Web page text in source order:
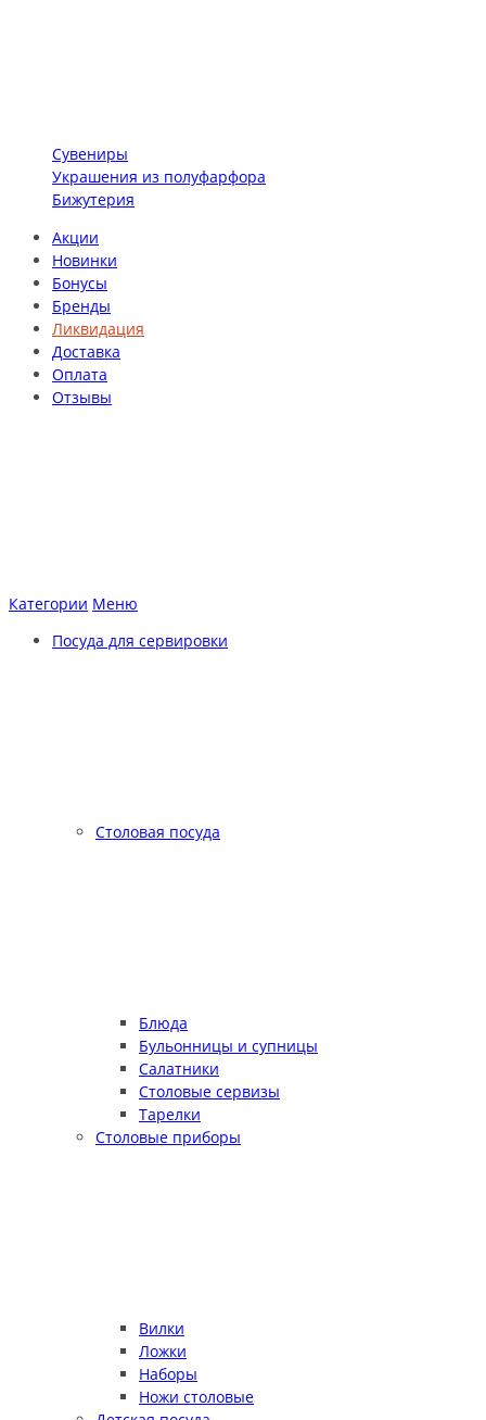
Сувениры
Украшения из полуфарфора
Бижутерия
Акции
Новинки
Бонусы
Бренды
Ликвидация
Доставка
Оплата
Отзывы
Категории Меню
Посуда для сервировки
Столовая посуда
Блюда
Бульонницы и супницы
Салатники
Столовые сервизы
Тарелки
Столовые приборы
Вилки
Ложки
Наборы
Ножи столовые